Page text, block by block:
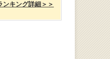
ンキング詳細＞＞